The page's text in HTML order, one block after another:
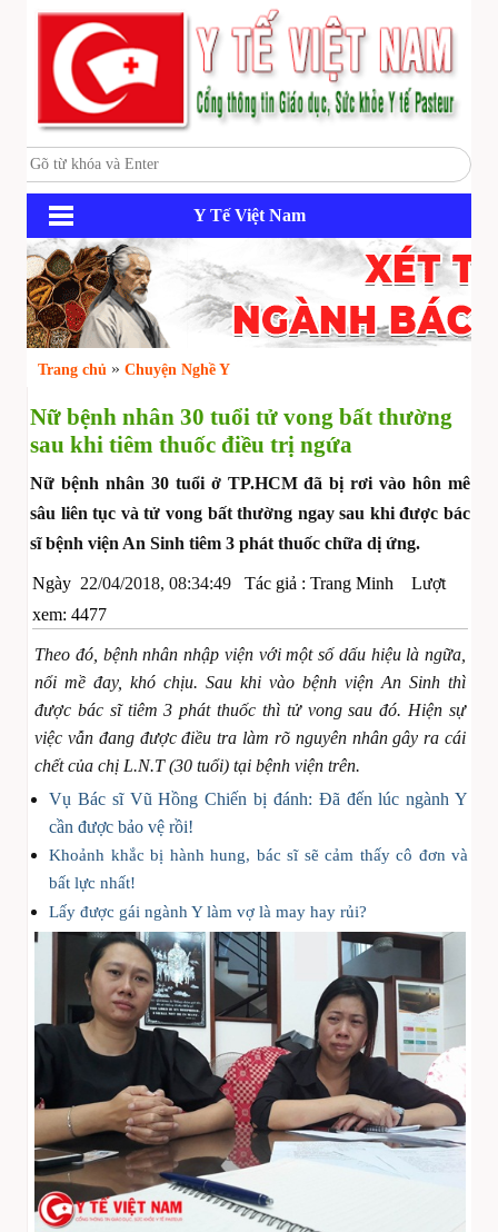
Y Tế Việt Nam
Trang chủ » Chuyện Nghề Y
Nữ bệnh nhân 30 tuổi tử vong bất thường
sau khi tiêm thuốc điều trị ngứa
Nữ bệnh nhân 30 tuổi ở TP.HCM đã bị rơi vào hôn mê
sâu liên tục và tử vong bất thường ngay sau khi được bác
sĩ bệnh viện An Sinh tiêm 3 phát thuốc chữa dị ứng.
Ngày 22/04/2018, 08:34:49 Tác giả : Trang Minh Lượt
xem: 4477
Theo đó, bệnh nhân nhập viện với một số dấu hiệu là ngữa,
nổi mề đay, khó chịu. Sau khi vào bệnh viện An Sinh thì
được bác sĩ tiêm 3 phát thuốc thì tử vong sau đó. Hiện sự
việc vẫn đang được điều tra làm rõ nguyên nhân gây ra cái
chết của chị L.N.T (30 tuổi) tại bệnh viện trên.
Vụ Bác sĩ Vũ Hồng Chiến bị đánh: Đã đến lúc ngành Y
cần được bảo vệ rồi!
Khoảnh khắc bị hành hung, bác sĩ sẽ cảm thấy cô đơn và
bất lực nhất!
Lấy được gái ngành Y làm vợ là may hay rủi?